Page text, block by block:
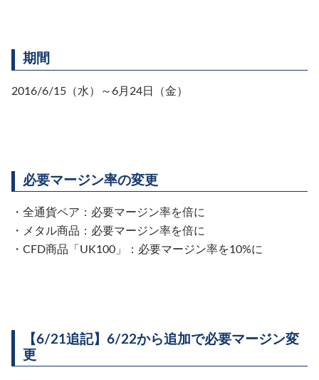
期間
2016/6/15（水）～6月24日（金）
必要マージン率の変更
・全通貨ペア：必要マージン率を倍に
・メタル商品：必要マージン率を倍に
・CFD商品「UK100」：必要マージン率を10%に
【6/21追記】6/22から追加で必要マージン変
更